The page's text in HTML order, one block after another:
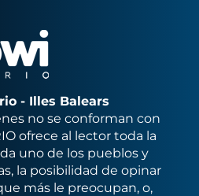
- Illes Balears
no se conforman con
ofrece al lector toda la
uno de los pueblos y
la posibilidad de opinar
más le preocupan, o,